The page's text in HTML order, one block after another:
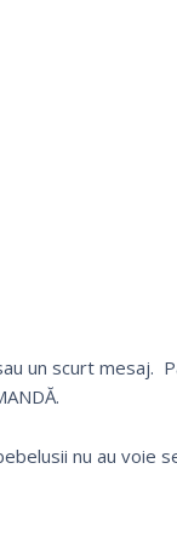
un scurt mesaj.
nu au voie